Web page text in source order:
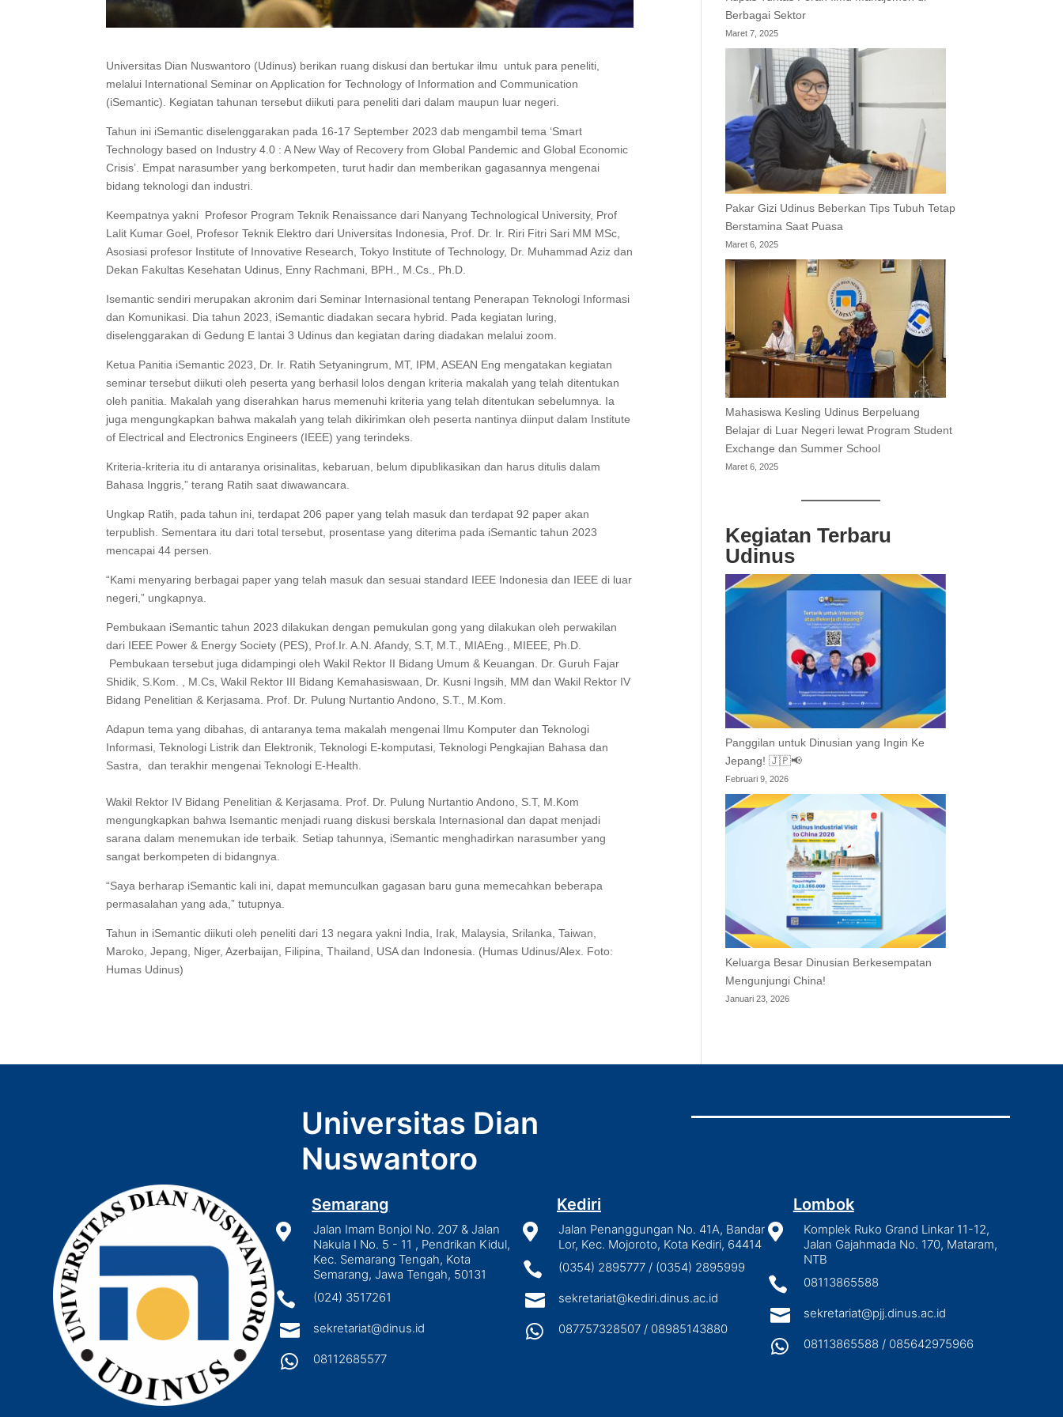
Universitas Dian Nuswantoro (Udinus) berikan ruang diskusi dan bertukar ilmu untuk para peneliti,
melalui International Seminar on Application for Technology of Information and Communication
(iSemantic). Kegiatan tahunan tersebut diikuti para peneliti dari dalam maupun luar negeri.
Tahun ini iSemantic diselenggarakan pada 16-17 September 2023 dab mengambil tema ‘Smart
Technology based on Industry 4.0 : A New Way of Recovery from Global Pandemic and Global Economic
Crisis’. Empat narasumber yang berkompeten, turut hadir dan memberikan gagasannya mengenai
bidang teknologi dan industri.
Keempatnya yakni Profesor Program Teknik Renaissance dari Nanyang Technological University, Prof
Lalit Kumar Goel, Profesor Teknik Elektro dari Universitas Indonesia, Prof. Dr. Ir. Riri Fitri Sari MM MSc,
Asosiasi profesor Institute of Innovative Research, Tokyo Institute of Technology, Dr. Muhammad Aziz dan
Dekan Fakultas Kesehatan Udinus, Enny Rachmani, BPH., M.Cs., Ph.D.
Isemantic sendiri merupakan akronim dari Seminar Internasional tentang Penerapan Teknologi Informasi
dan Komunikasi. Dia tahun 2023, iSemantic diadakan secara hybrid. Pada kegiatan luring,
diselenggarakan di Gedung E lantai 3 Udinus dan kegiatan daring diadakan melalui zoom.
Ketua Panitia iSemantic 2023, Dr. Ir. Ratih Setyaningrum, MT, IPM, ASEAN Eng mengatakan kegiatan
seminar tersebut diikuti oleh peserta yang berhasil lolos dengan kriteria makalah yang telah ditentukan
oleh panitia. Makalah yang diserahkan harus memenuhi kriteria yang telah ditentukan sebelumnya. Ia
juga mengungkapkan bahwa makalah yang telah dikirimkan oleh peserta nantinya diinput dalam Institute
of Electrical and Electronics Engineers (IEEE) yang terindeks.
Kriteria-kriteria itu di antaranya orisinalitas, kebaruan, belum dipublikasikan dan harus ditulis dalam
Bahasa Inggris,” terang Ratih saat diwawancara.
Ungkap Ratih, pada tahun ini, terdapat 206 paper yang telah masuk dan terdapat 92 paper akan
terpublish. Sementara itu dari total tersebut, prosentase yang diterima pada iSemantic tahun 2023
mencapai 44 persen.
“Kami menyaring berbagai paper yang telah masuk dan sesuai standard IEEE Indonesia dan IEEE di luar
negeri,” ungkapnya.
Pembukaan iSemantic tahun 2023 dilakukan dengan pemukulan gong yang dilakukan oleh perwakilan
dari IEEE Power & Energy Society (PES), Prof.Ir. A.N. Afandy, S.T, M.T., MIAEng., MIEEE, Ph.D.
Pembukaan tersebut juga didampingi oleh Wakil Rektor II Bidang Umum & Keuangan. Dr. Guruh Fajar
Shidik, S.Kom. , M.Cs, Wakil Rektor III Bidang Kemahasiswaan, Dr. Kusni Ingsih, MM dan Wakil Rektor IV
Bidang Penelitian & Kerjasama. Prof. Dr. Pulung Nurtantio Andono, S.T., M.Kom.
Adapun tema yang dibahas, di antaranya tema makalah mengenai Ilmu Komputer dan Teknologi
Informasi, Teknologi Listrik dan Elektronik, Teknologi E-komputasi, Teknologi Pengkajian Bahasa dan
Sastra, dan terakhir mengenai Teknologi E-Health.
Wakil Rektor IV Bidang Penelitian & Kerjasama. Prof. Dr. Pulung Nurtantio Andono, S.T, M.Kom
mengungkapkan bahwa Isemantic menjadi ruang diskusi berskala Internasional dan dapat menjadi
sarana dalam menemukan ide terbaik. Setiap tahunnya, iSemantic menghadirkan narasumber yang
sangat berkompeten di bidangnya.
“Saya berharap iSemantic kali ini, dapat memunculkan gagasan baru guna memecahkan beberapa
permasalahan yang ada,” tutupnya.
Tahun in iSemantic diikuti oleh peneliti dari 13 negara yakni India, Irak, Malaysia, Srilanka, Taiwan,
Maroko, Jepang, Niger, Azerbaijan, Filipina, Thailand, USA dan Indonesia. (Humas Udinus/Alex. Foto:
Humas Udinus)
Berbagai Sektor
Maret 7, 2025
Pakar Gizi Udinus Beberkan Tips Tubuh Tetap
Berstamina Saat Puasa
Maret 6, 2025
Mahasiswa Kesling Udinus Berpeluang
Belajar di Luar Negeri lewat Program Student
Exchange dan Summer School
Maret 6, 2025
Kegiatan Terbaru
Udinus
Panggilan untuk Dinusian yang Ingin Ke
Jepang! 🇯🇵📢
Februari 9, 2026
Keluarga Besar Dinusian Berkesempatan
Mengunjungi China!
Januari 23, 2026
Universitas Dian
Nuswantoro
Semarang

Jalan Imam Bonjol No. 207 & Jalan
Nakula I No. 5 - 11 , Pendrikan Kidul,
Kec. Semarang Tengah, Kota
Semarang, Jawa Tengah, 50131
 (024) 3517261
 sekretariat@dinus.id
 08112685577
Kediri

Jalan Penanggungan No. 41A, Bandar
Lor, Kec. Mojoroto, Kota Kediri, 64414
 (0354) 2895777 / (0354) 2895999
 sekretariat@kediri.dinus.ac.id
 087757328507 / 08985143880
Lombok

Komplek Ruko Grand Linkar 11-12,
Jalan Gajahmada No. 170, Mataram,
NTB
 08113865588
 sekretariat@pjj.dinus.ac.id
 08113865588 / 085642975966